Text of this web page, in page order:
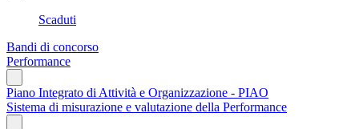
Scaduti
Bandi di concorso
Performance
Piano Integrato di Attività e Organizzazione - PIAO
Sistema di misurazione e valutazione della Performance